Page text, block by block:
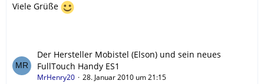
Viele Grüße
Der Hersteller Mobistel (Elson) und sein neues
FullTouch Handy ES1
MrHenry20 28. Januar 2010 um 21:15